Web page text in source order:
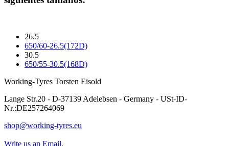
26.5
650/60-26.5(172D)
30.5
650/55-30.5(168D)
Working-Tyres Torsten Eisold
Lange Str.20 - D-37139 Adelebsen - Germany - USt-ID-
Nr.:DE257264069
shop@working-tyres.eu
Write us an Email.